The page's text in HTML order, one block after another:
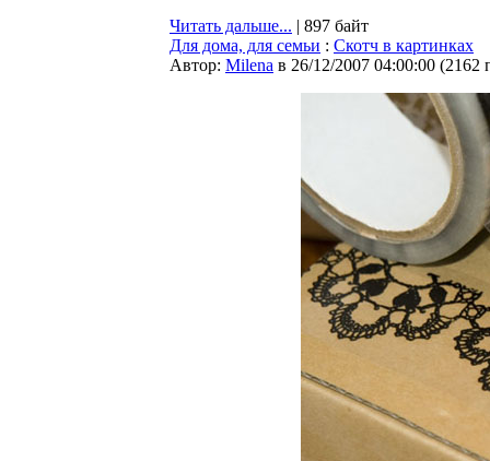
Читать дальше... | 897 байт
Для дома, для семьи : Скотч в картинках
Автор: Milena в 26/12/2007 04:00:00 (2162